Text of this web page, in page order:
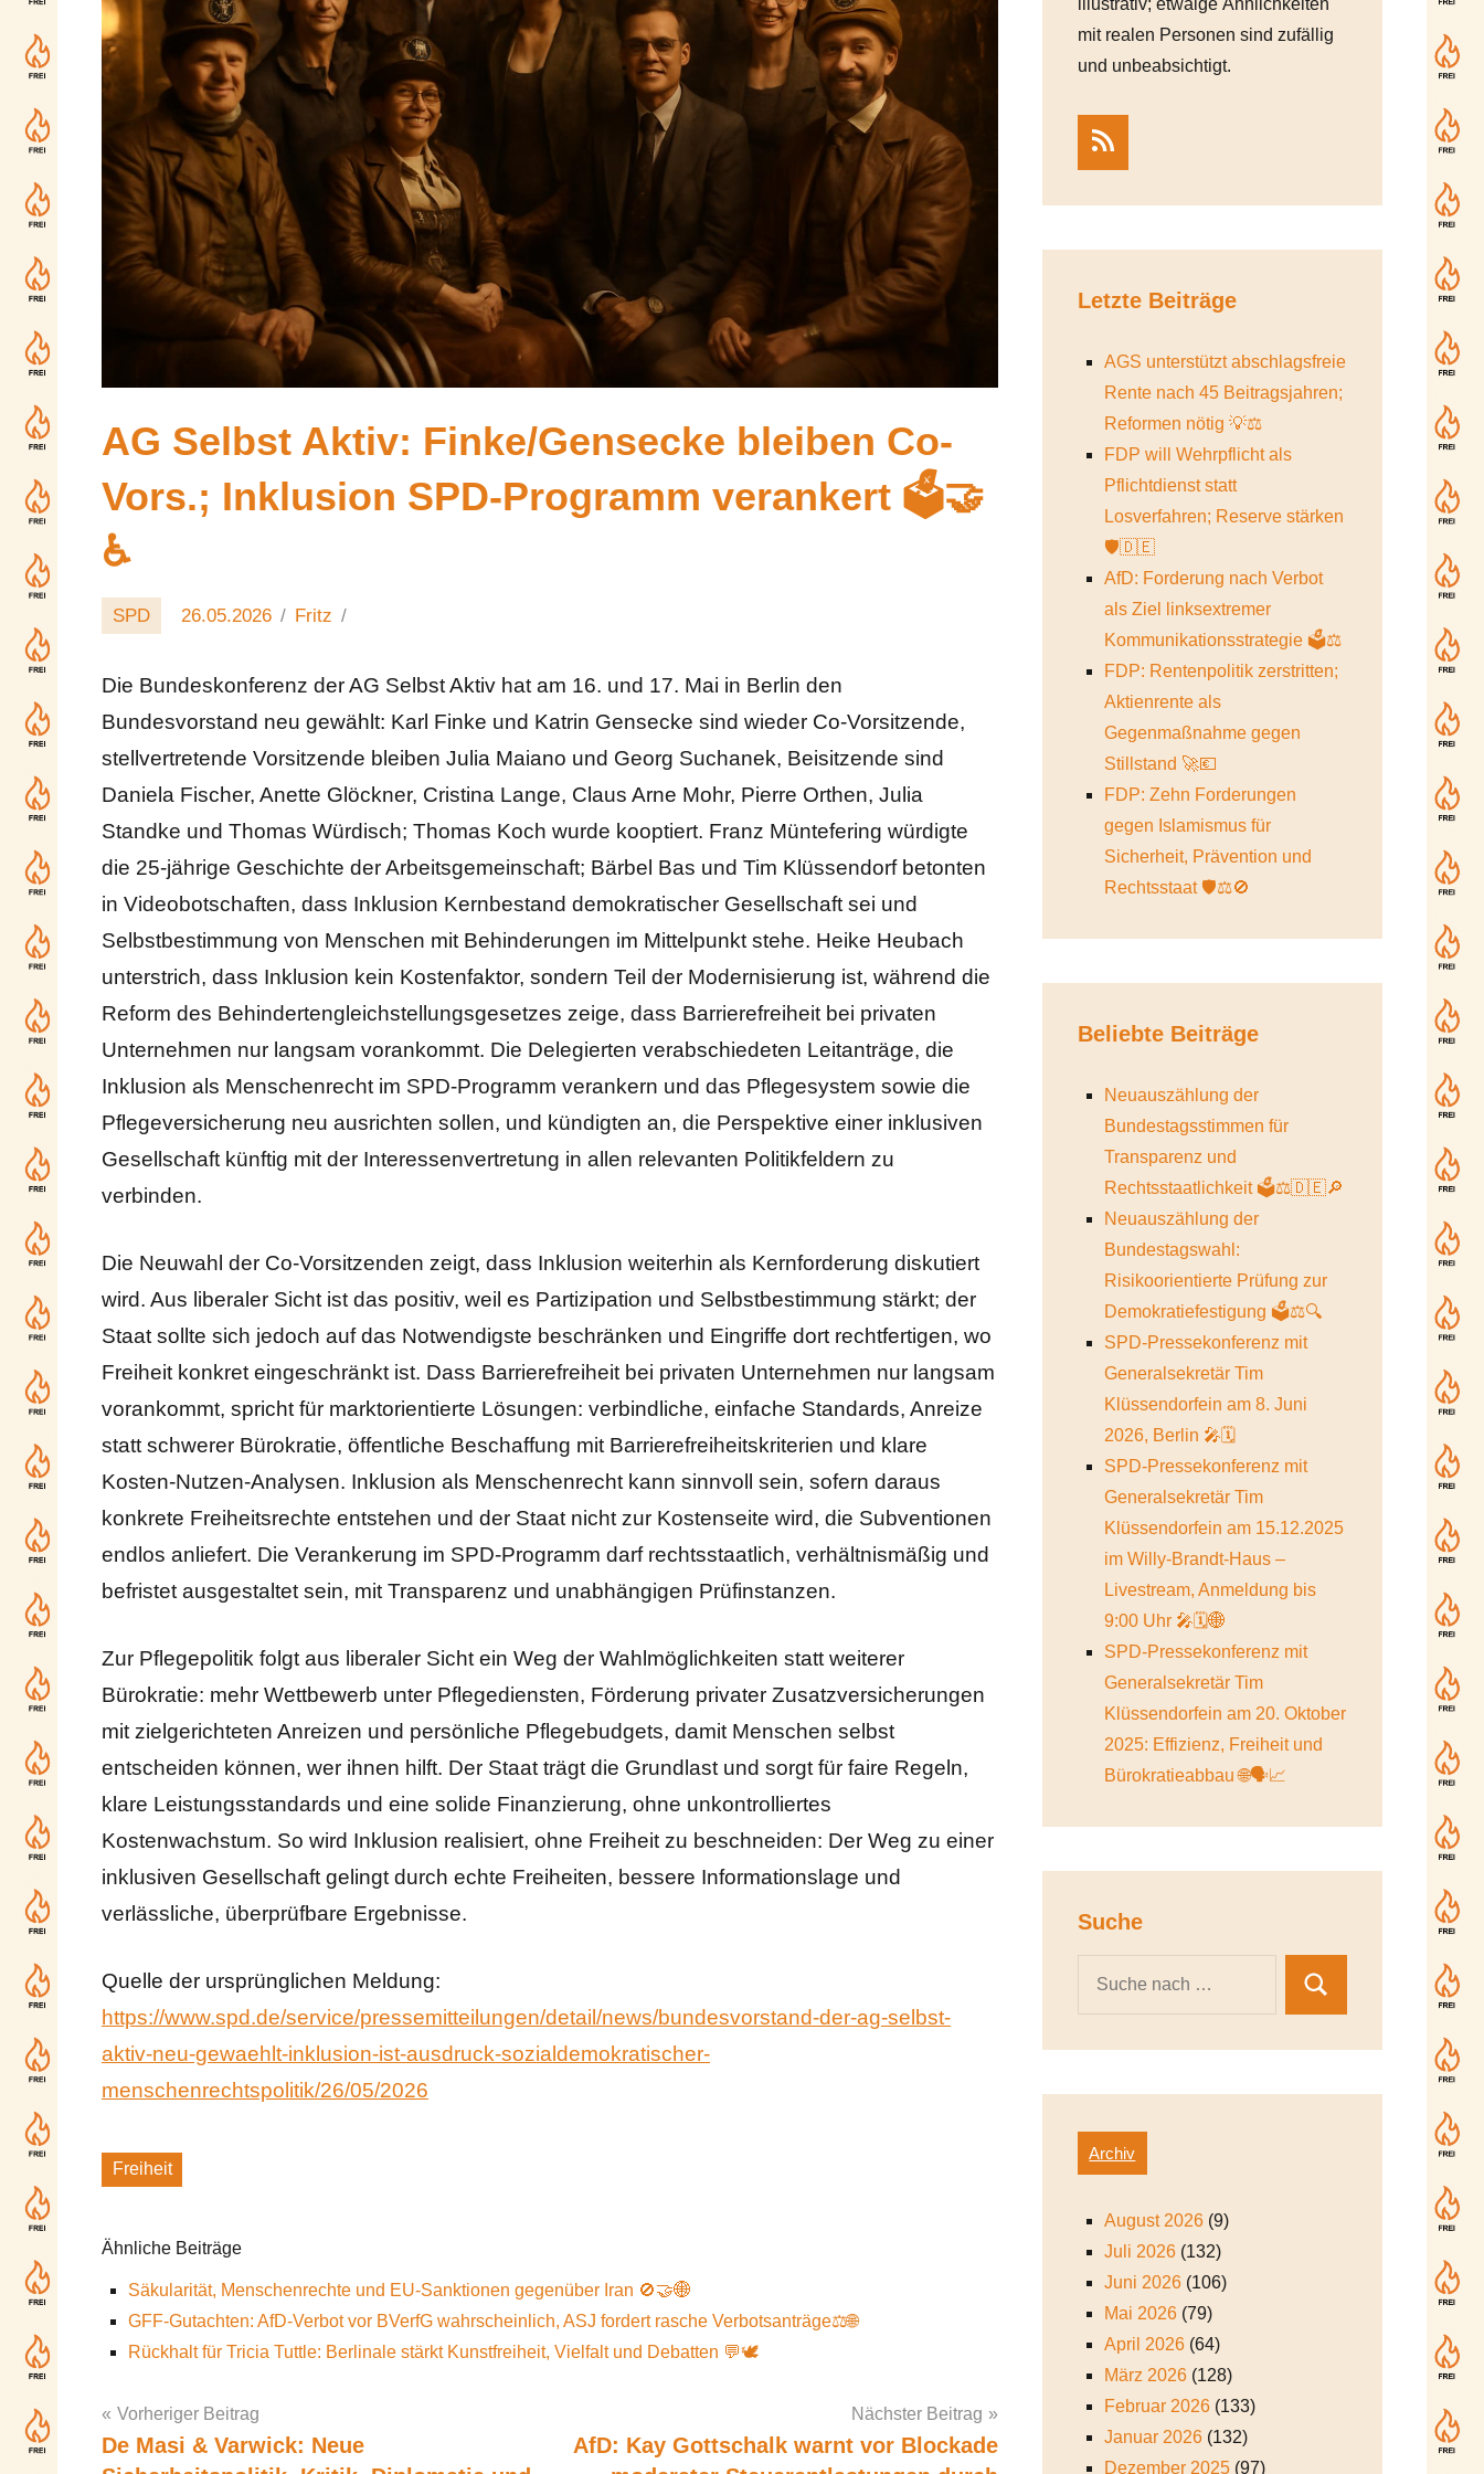
AG Selbst Aktiv: Finke/Gensecke bleiben Co-
Vors.; Inklusion SPD-Programm verankert 🗳️🤝
♿️
SPD 26.05.2026 Fritz
Die Bundeskonferenz der AG Selbst Aktiv hat am 16. und 17. Mai in Berlin den
Bundesvorstand neu gewählt: Karl Finke und Katrin Gensecke sind wieder Co-Vorsitzende,
stellvertretende Vorsitzende bleiben Julia Maiano und Georg Suchanek, Beisitzende sind
Daniela Fischer, Anette Glöckner, Cristina Lange, Claus Arne Mohr, Pierre Orthen, Julia
Standke und Thomas Würdisch; Thomas Koch wurde kooptiert. Franz Müntefering würdigte
die 25-jährige Geschichte der Arbeitsgemeinschaft; Bärbel Bas und Tim Klüssendorf betonten
in Videobotschaften, dass Inklusion Kernbestand demokratischer Gesellschaft sei und
Selbstbestimmung von Menschen mit Behinderungen im Mittelpunkt stehe. Heike Heubach
unterstrich, dass Inklusion kein Kostenfaktor, sondern Teil der Modernisierung ist, während die
Reform des Behindertengleichstellungsgesetzes zeige, dass Barrierefreiheit bei privaten
Unternehmen nur langsam vorankommt. Die Delegierten verabschiedeten Leitanträge, die
Inklusion als Menschenrecht im SPD-Programm verankern und das Pflegesystem sowie die
Pflegeversicherung neu ausrichten sollen, und kündigten an, die Perspektive einer inklusiven
Gesellschaft künftig mit der Interessenvertretung in allen relevanten Politikfeldern zu
verbinden.
Die Neuwahl der Co-Vorsitzenden zeigt, dass Inklusion weiterhin als Kernforderung diskutiert
wird. Aus liberaler Sicht ist das positiv, weil es Partizipation und Selbstbestimmung stärkt; der
Staat sollte sich jedoch auf das Notwendigste beschränken und Eingriffe dort rechtfertigen, wo
Freiheit konkret eingeschränkt ist. Dass Barrierefreiheit bei privaten Unternehmen nur langsam
vorankommt, spricht für marktorientierte Lösungen: verbindliche, einfache Standards, Anreize
statt schwerer Bürokratie, öffentliche Beschaffung mit Barrierefreiheitskriterien und klare
Kosten-Nutzen-Analysen. Inklusion als Menschenrecht kann sinnvoll sein, sofern daraus
konkrete Freiheitsrechte entstehen und der Staat nicht zur Kostenseite wird, die Subventionen
endlos anliefert. Die Verankerung im SPD-Programm darf rechtsstaatlich, verhältnismäßig und
befristet ausgestaltet sein, mit Transparenz und unabhängigen Prüfinstanzen.
Zur Pflegepolitik folgt aus liberaler Sicht ein Weg der Wahlmöglichkeiten statt weiterer
Bürokratie: mehr Wettbewerb unter Pflegediensten, Förderung privater Zusatzversicherungen
mit zielgerichteten Anreizen und persönliche Pflegebudgets, damit Menschen selbst
entscheiden können, wer ihnen hilft. Der Staat trägt die Grundlast und sorgt für faire Regeln,
klare Leistungsstandards und eine solide Finanzierung, ohne unkontrolliertes
Kostenwachstum. So wird Inklusion realisiert, ohne Freiheit zu beschneiden: Der Weg zu einer
inklusiven Gesellschaft gelingt durch echte Freiheiten, bessere Informationslage und
verlässliche, überprüfbare Ergebnisse.
Quelle der ursprünglichen Meldung:
https://www.spd.de/service/pressemitteilungen/detail/news/bundesvorstand-der-ag-selbst-
aktiv-neu-gewaehlt-inklusion-ist-ausdruck-sozialdemokratischer-
menschenrechtspolitik/26/05/2026
Schlagworte
Freiheit
Ähnliche Beiträge
Säkularität, Menschenrechte und EU-Sanktionen gegenüber Iran 🚫🤝🌐
GFF-Gutachten: AfD-Verbot vor BVerfG wahrscheinlich, ASJ fordert rasche Verbotsanträge⚖🌐
Rückhalt für Tricia Tuttle: Berlinale stärkt Kunstfreiheit, Vielfalt und Debatten 💬🕊️
Post
Vorheriger Beitrag
De Masi & Varwick: Neue
Nächster Beitrag
AfD: Kay Gottschalk warnt vor Blockade
illustrativ; etwaige Ähnlichkeiten
mit realen Personen sind zufällig
und unbeabsichtigt.
Letzte Beiträge
AGS unterstützt abschlagsfreie
Rente nach 45 Beitragsjahren;
Reformen nötig 💡⚖️
FDP will Wehrpflicht als
Pflichtdienst statt
Losverfahren; Reserve stärken
🛡️🇩🇪
AfD: Forderung nach Verbot
als Ziel linksextremer
Kommunikationsstrategie 🗳️⚖️
FDP: Rentenpolitik zerstritten;
Aktienrente als
Gegenmaßnahme gegen
Stillstand 🚀💶
FDP: Zehn Forderungen
gegen Islamismus für
Sicherheit, Prävention und
Rechtsstaat 🛡️⚖️🚫
Beliebte Beiträge
Neuauszählung der
Bundestagsstimmen für
Transparenz und
Rechtsstaatlichkeit 🗳️⚖️🇩🇪🔎
Neuauszählung der
Bundestagswahl:
Risikoorientierte Prüfung zur
Demokratiefestigung 🗳️⚖️🔍
SPD-Pressekonferenz mit
Generalsekretär Tim
Klüssendorfein am 8. Juni
2026, Berlin 🎤🗓️
SPD-Pressekonferenz mit
Generalsekretär Tim
Klüssendorfein am 15.12.2025
im Willy-Brandt-Haus –
Livestream, Anmeldung bis
9:00 Uhr 🎤🗓️🌐
SPD-Pressekonferenz mit
Generalsekretär Tim
Klüssendorfein am 20. Oktober
2025: Effizienz, Freiheit und
Bürokratieabbau 🌐🗣️📈
Suche
Archiv
August 2026 (9)
Juli 2026 (132)
Juni 2026 (106)
Mai 2026 (79)
April 2026 (64)
März 2026 (128)
Februar 2026 (133)
Januar 2026 (132)
Dezember 2025 (97)